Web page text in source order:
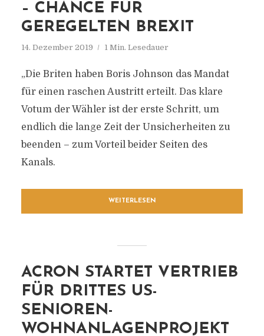
– CHANCE FÜR
GEREGELTEN BREXIT
14. Dezember 2019 1 Min. Lesedauer
„Die Briten haben Boris Johnson das Mandat
für einen raschen Austritt erteilt. Das klare
Votum der Wähler ist der erste Schritt, um
endlich die lange Zeit der Unsicherheiten zu
beenden – zum Vorteil beider Seiten des
Kanals.
WEITERLESEN
ACRON STARTET VERTRIEB
FÜR DRITTES US-
SENIOREN-
WOHNANLAGENPROJEKT